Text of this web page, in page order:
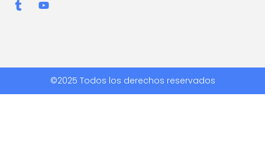
©2025 Todos los derechos reservados